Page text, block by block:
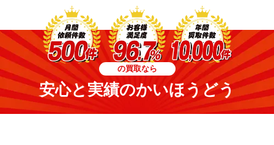
の買取なら
安心と実績のかいほうどう